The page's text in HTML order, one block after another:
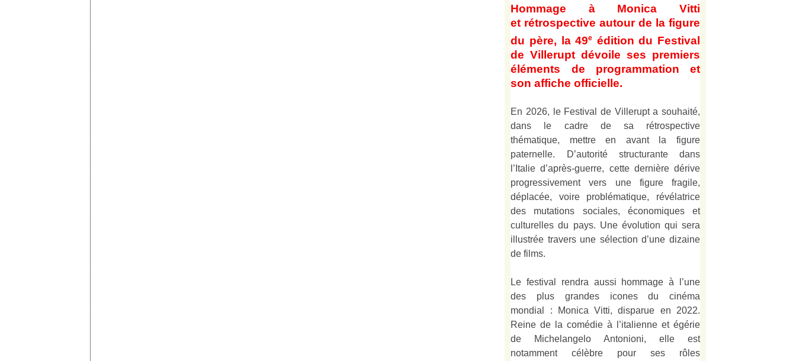
Hommage à Monica Vitti
et rétrospective autour de la figure
du père, la 49e édition du Festival
de Villerupt dévoile ses premiers
éléments de programmation et
son affiche officielle.
En 2026, le Festival de Villerupt a souhaité,
dans le cadre de sa rétrospective
thématique, mettre en avant la figure
paternelle. D’autorité structurante dans
l’Italie d’après-guerre, cette dernière dérive
progressivement vers une figure fragile,
déplacée, voire problématique, révélatrice
des mutations sociales, économiques et
culturelles du pays. Une évolution qui sera
illustrée travers une sélection d’une dizaine
de films.
Le festival rendra aussi hommage à l’une
des plus grandes icones du cinéma
mondial : Monica Vitti, disparue en 2022.
Reine de la comédie à l’italienne et égérie
de Michelangelo Antonioni, elle est
notamment célèbre pour ses rôles